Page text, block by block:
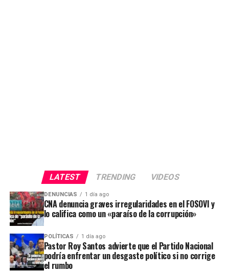
LATEST TRENDING VIDEOS
DENUNCIAS 1 día ago
CNA denuncia graves irregularidades en el FOSOVI y
lo califica como un «paraíso de la corrupción»
POLÍTICAS 1 día ago
Pastor Roy Santos advierte que el Partido Nacional
podría enfrentar un desgaste político si no corrige
el rumbo